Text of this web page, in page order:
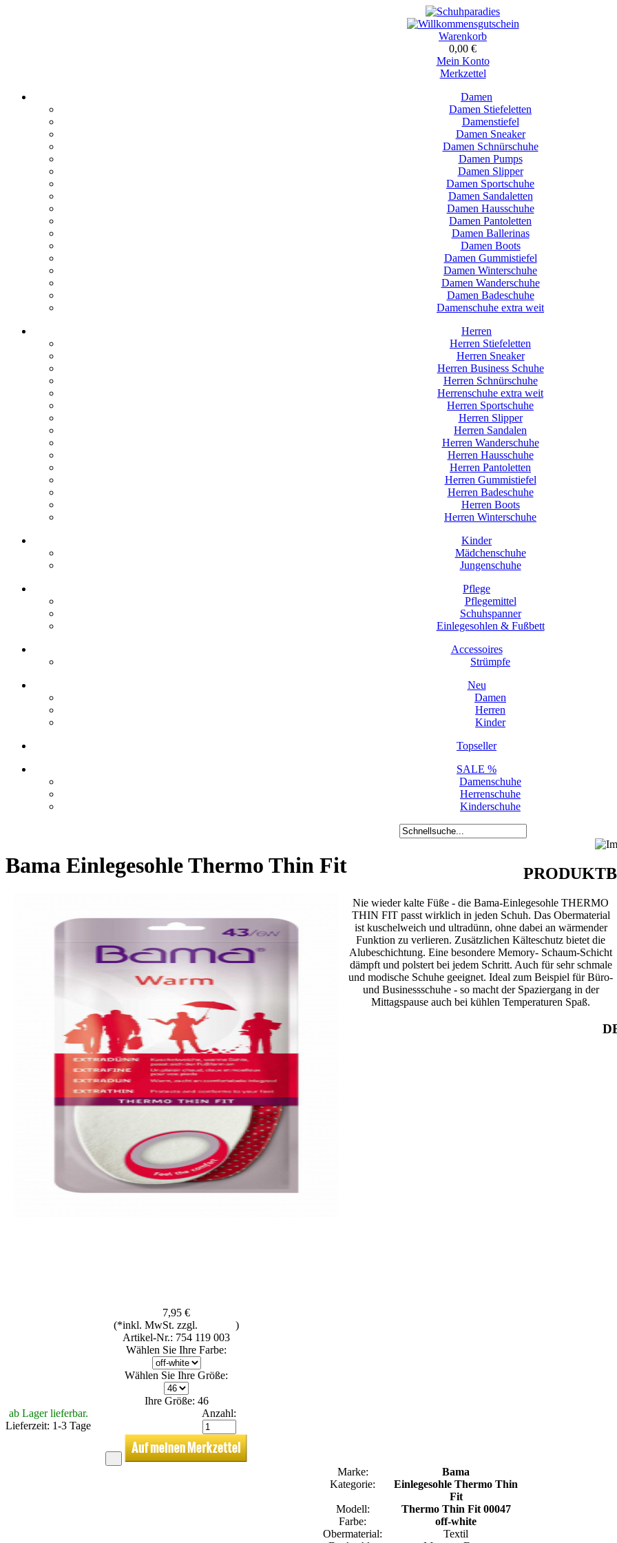
Warenkorb
0,00 €
Mein Konto
Merkzettel
Damen
Damen Stiefeletten
Damenstiefel
Damen Sneaker
Damen Schnürschuhe
Damen Pumps
Damen Slipper
Damen Sportschuhe
Damen Sandaletten
Damen Hausschuhe
Damen Pantoletten
Damen Ballerinas
Damen Boots
Damen Gummistiefel
Damen Winterschuhe
Damen Wanderschuhe
Damen Badeschuhe
Damenschuhe extra weit
Herren
Herren Stiefeletten
Herren Sneaker
Herren Business Schuhe
Herren Schnürschuhe
Herrenschuhe extra weit
Herren Sportschuhe
Herren Slipper
Herren Sandalen
Herren Wanderschuhe
Herren Hausschuhe
Herren Pantoletten
Herren Gummistiefel
Herren Badeschuhe
Herren Boots
Herren Winterschuhe
Kinder
Mädchenschuhe
Jungenschuhe
Pflege
Pflegemittel
Schuhspanner
Einlegesohlen & Fußbett
Accessoires
Strümpfe
Neu
Damen
Herren
Kinder
Topseller
SALE %
Damenschuhe
Herrenschuhe
Kinderschuhe
Bama Einlegesohle Thermo Thin Fit
7,95 €
(*inkl. MwSt. zzgl.
)
Artikel-Nr.: 754 119 003
Wählen Sie Ihre Farbe:
Wählen Sie Ihre Größe:
Ihre Größe: 46
ab Lager lieferbar.
Lieferzeit: 1-3 Tage
Anzahl:
Nie wieder kalte Füße - die Bama-Einlegesohle THERMO
THIN FIT passt wirklich in jeden Schuh. Das Obermaterial
ist kuschelweich und ultradünn, ohne dabei an wärmender
Funktion zu verlieren. Zusätzlichen Kälteschutz bietet die
Alubeschichtung. Eine besondere Memory- Schaum-Schicht
dämpft und polstert bei jedem Schritt. Auch für sehr schmale
und modische Schuhe geeignet. Ideal zum Beispiel für Büro-
und Businessschuhe - so macht der Spaziergang in der
Mittagspause auch bei kühlen Temperaturen Spaß.
Marke:
Bama
Kategorie:
Einlegesohle Thermo Thin
Fit
Modell:
Thermo Thin Fit 00047
Farbe:
off-white
Obermaterial:
Textil